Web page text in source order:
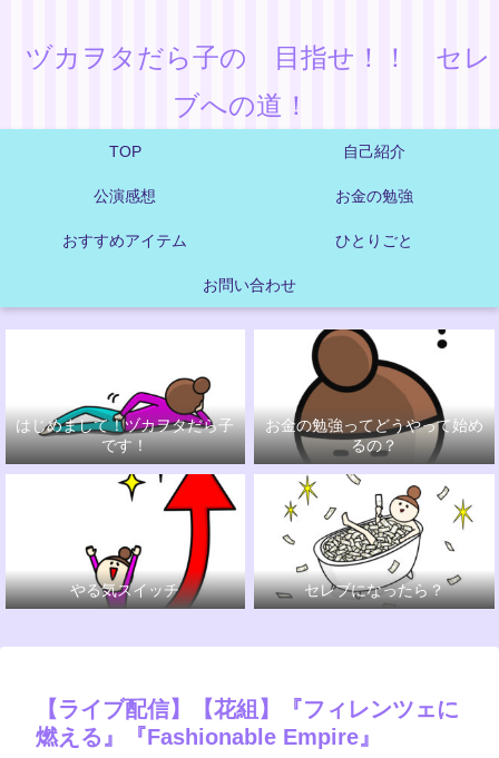
ヅカヲタだら子の 目指せ！！ セレ
ブへの道！
TOP 自己紹介
公演感想 お金の勉強
おすすめアイテム ひとりごと
お問い合わせ
はじめまして！ヅカヲタだら子
です！
お金の勉強ってどうやって始め
るの？
やる気スイッチ セレブになったら？
【ライブ配信】【花組】『フィレンツェに
燃える』『Fashionable Empire』